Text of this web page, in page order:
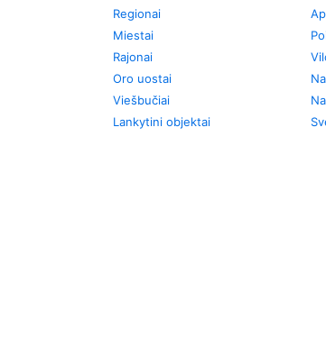
Regionai
Miestai
Rajonai
Oro uostai
Viešbučiai
Lankytini objektai